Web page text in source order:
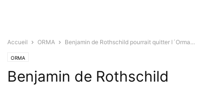
Accueil ORMA Benjamin de Rothschild pourrait quitter l´Orma…
ORMA
Benjamin de Rothschild